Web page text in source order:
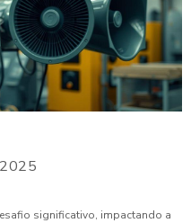
significativo, impactando a